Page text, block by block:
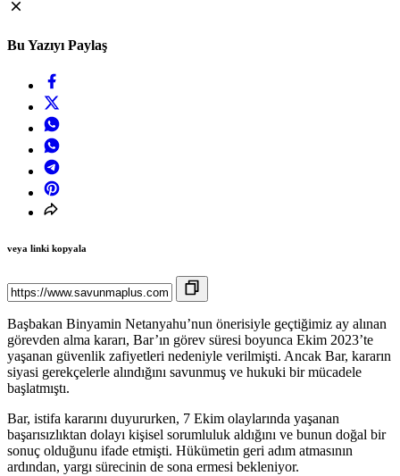
Bu Yazıyı Paylaş
veya linki kopyala
Başbakan Binyamin Netanyahu’nun önerisiyle geçtiğimiz ay alınan
görevden alma kararı, Bar’ın görev süresi boyunca Ekim 2023’te
yaşanan güvenlik zafiyetleri nedeniyle verilmişti. Ancak Bar, kararın
siyasi gerekçelerle alındığını savunmuş ve hukuki bir mücadele
başlatmıştı.
Bar, istifa kararını duyururken, 7 Ekim olaylarında yaşanan
başarısızlıktan dolayı kişisel sorumluluk aldığını ve bunun doğal bir
sonuç olduğunu ifade etmişti. Hükümetin geri adım atmasının
ardından, yargı sürecinin de sona ermesi bekleniyor.